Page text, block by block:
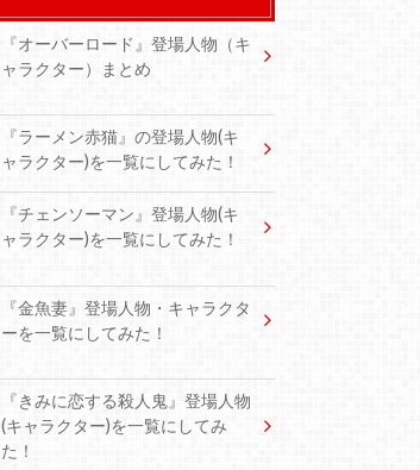
『オーバーロード』登場人物（キ
ャラクター）まとめ
『ラーメン赤猫』の登場人物(キ
ャラクター)を一覧にしてみた！
『チェンソーマン』登場人物(キ
ャラクター)を一覧にしてみた！
『金魚妻』登場人物・キャラクタ
ーを一覧にしてみた！
『きみに恋する殺人鬼』登場人物
(キャラクター)を一覧にしてみ
た！